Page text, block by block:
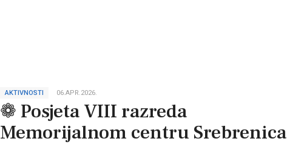
AKTIVNOSTI 06.APR.2026.
❁ Posjeta VIII razreda
Memorijalnom centru Srebrenica